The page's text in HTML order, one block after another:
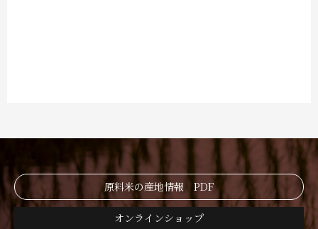
原料米の産地情報 PDF
オンラインショップ